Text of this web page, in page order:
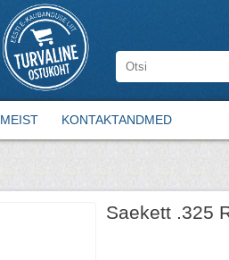
MEIST KONTAKTANDMED
Saekett .325